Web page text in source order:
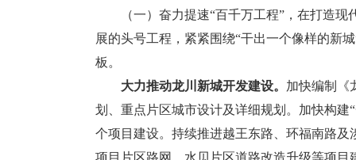
（一）奋力提速“百千万工程”，在打造现
展的头号工程，紧紧围绕“干出一个像样的新
板。
大力推动龙川新城开发建设。 加快编制《
划、重点片区城市设计及详细规划。加快构建
个项目建设。持续推进越王东路、环福南路
项目片区路网、水贝片区道路改造升级等项